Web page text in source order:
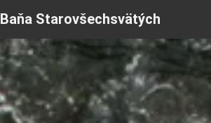
Baňa Starovšechsvätých